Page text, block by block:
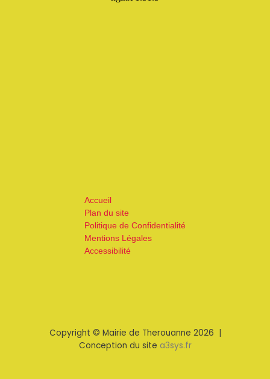
Accueil
Plan du site
Politique de Confidentialité
Mentions Légales
Accessibilité
Copyright © Mairie de Therouanne 2026 |
Conception du site a3sys.fr